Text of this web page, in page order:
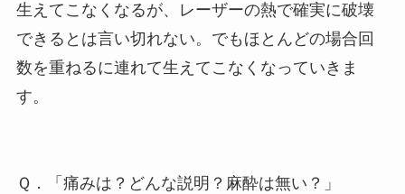
生えてこなくなるが、レーザーの熱で確実に破壊
できるとは言い切れない。でもほとんどの場合回
数を重ねるに連れて生えてこなくなっていきま
す。
Ｑ．「痛みは？どんな説明？麻酔は無い？」